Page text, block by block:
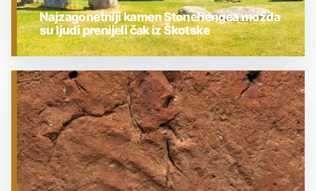
ARHEOLOGIJA
Najzagonetniji kamen Stonehengea možda
su ljudi prenijeli čak iz Škotske